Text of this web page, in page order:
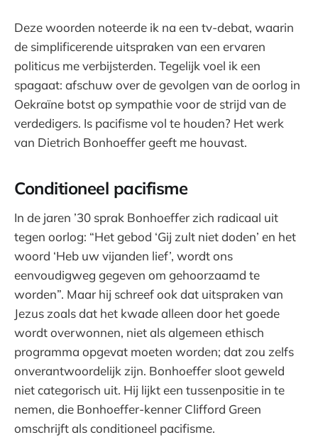
Deze woorden noteerde ik na een tv-debat, waarin
de simplificerende uitspraken van een ervaren
politicus me verbijsterden. Tegelijk voel ik een
spagaat: afschuw over de gevolgen van de oorlog in
Oekraïne botst op sympathie voor de strijd van de
verdedigers. Is pacifisme vol te houden? Het werk
van Dietrich Bonhoeffer geeft me houvast.
Conditioneel pacifisme
In de jaren ’30 sprak Bonhoeffer zich radicaal uit
tegen oorlog: “Het gebod ‘Gij zult niet doden’ en het
woord ‘Heb uw vijanden lief’, wordt ons
eenvoudigweg gegeven om gehoorzaamd te
worden”. Maar hij schreef ook dat uitspraken van
Jezus zoals dat het kwade alleen door het goede
wordt overwonnen, niet als algemeen ethisch
programma opgevat moeten worden; dat zou zelfs
onverantwoordelijk zijn. Bonhoeffer sloot geweld
niet categorisch uit. Hij lijkt een tussenpositie in te
nemen, die Bonhoeffer-kenner Clifford Green
omschrijft als conditioneel pacifisme.